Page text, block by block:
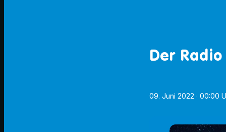
Der
09. Juni 2022 · 00:00